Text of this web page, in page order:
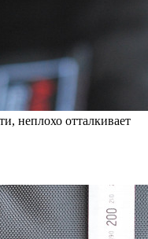
неплохо отталкивает